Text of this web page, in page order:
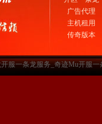
广告代理
主机租用
传奇版本
服一条龙服务_奇迹Mu开服一